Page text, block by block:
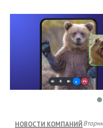
НОВОСТИ КОМПАНИЙ